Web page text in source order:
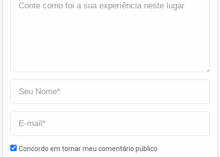
Concordo em tornar meu comentário público